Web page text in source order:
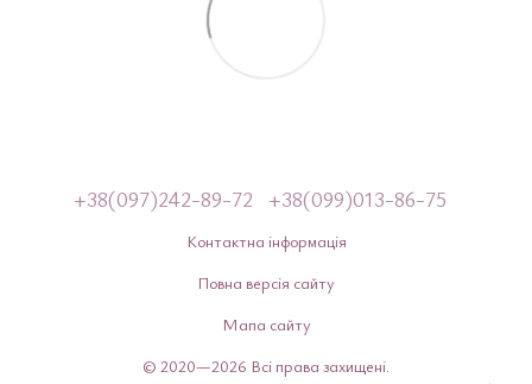
+38(097)242-89-72 +38(099)013-86-75
Контактна інформація
Повна версія сайту
Мапа сайту
© 2020—2026 Всі права захищені.